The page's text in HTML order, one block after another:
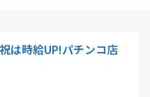
は時給UP!パチンコ店